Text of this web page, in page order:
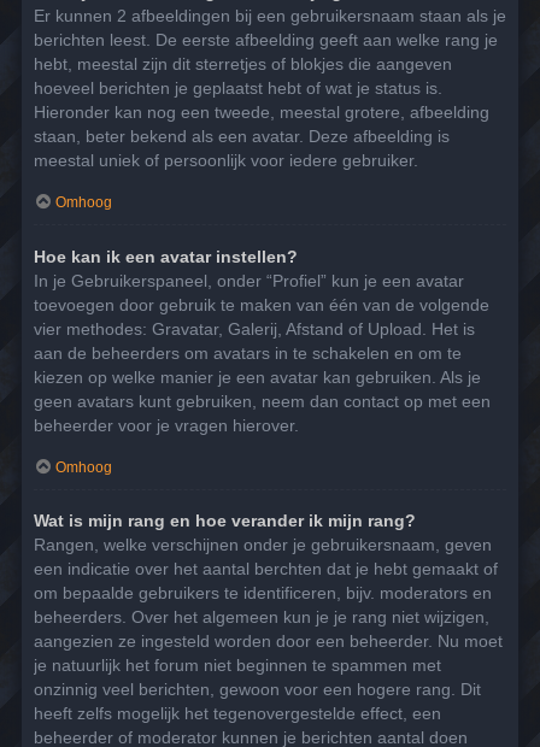
Er kunnen 2 afbeeldingen bij een gebruikersnaam staan als je
berichten leest. De eerste afbeelding geeft aan welke rang je
hebt, meestal zijn dit sterretjes of blokjes die aangeven
hoeveel berichten je geplaatst hebt of wat je status is.
Hieronder kan nog een tweede, meestal grotere, afbeelding
staan, beter bekend als een avatar. Deze afbeelding is
meestal uniek of persoonlijk voor iedere gebruiker.
Omhoog
Hoe kan ik een avatar instellen?
In je Gebruikerspaneel, onder “Profiel” kun je een avatar
toevoegen door gebruik te maken van één van de volgende
vier methodes: Gravatar, Galerij, Afstand of Upload. Het is
aan de beheerders om avatars in te schakelen en om te
kiezen op welke manier je een avatar kan gebruiken. Als je
geen avatars kunt gebruiken, neem dan contact op met een
beheerder voor je vragen hierover.
Omhoog
Wat is mijn rang en hoe verander ik mijn rang?
Rangen, welke verschijnen onder je gebruikersnaam, geven
een indicatie over het aantal berchten dat je hebt gemaakt of
om bepaalde gebruikers te identificeren, bijv. moderators en
beheerders. Over het algemeen kun je je rang niet wijzigen,
aangezien ze ingesteld worden door een beheerder. Nu moet
je natuurlijk het forum niet beginnen te spammen met
onzinnig veel berichten, gewoon voor een hogere rang. Dit
heeft zelfs mogelijk het tegenovergestelde effect, een
beheerder of moderator kunnen je berichten aantal doen